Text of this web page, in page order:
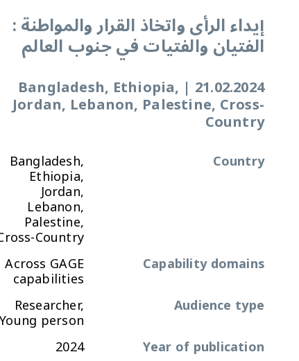
إيداء الرأى واتخاذ القرار والمواطنة :
الفتيان والفتيات في جنوب العالم
21.02.2024
|
Bangladesh, Ethiopia,
Jordan, Lebanon, Palestine, Cross-
Country
Country
Bangladesh,
Ethiopia,
Jordan,
Lebanon,
Palestine,
Country
Capability domains
Across GAGE
capabilities
Audience type
Researcher,
Young person
Year of publication
2024